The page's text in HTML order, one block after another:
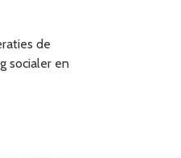
de
socialer en